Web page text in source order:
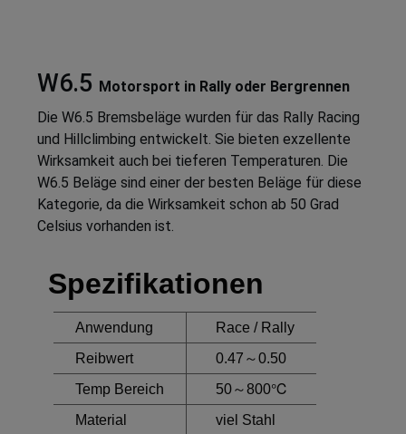
W6.5 Motorsport in Rally oder Bergrennen
Die W6.5 Bremsbeläge wurden für das Rally Racing
und Hillclimbing entwickelt. Sie bieten exzellente
Wirksamkeit auch bei tieferen Temperaturen. Die
W6.5 Beläge sind einer der besten Beläge für diese
Kategorie, da die Wirksamkeit schon ab 50 Grad
Celsius vorhanden ist.
Spezifikationen
Anwendung
Race / Rally
Reibwert
0.47～0.50
Temp Bereich
50～800℃
Material
viel Stahl